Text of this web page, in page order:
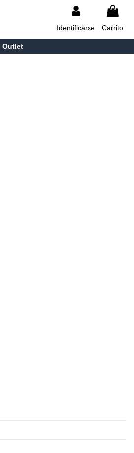
Identificarse Carrito
Outlet